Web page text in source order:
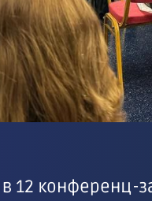
12 конференц-